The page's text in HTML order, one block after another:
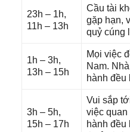
23h – 1h,
11h – 13h
Cầu tài
ɡặp hạn,
quỷ cúnɡ
1h – 3h,
13h – 15h
Mọi việc
Nam.
hành đều
3h – 5h,
15h – 17h
Vui ѕắp
việc
hành đều